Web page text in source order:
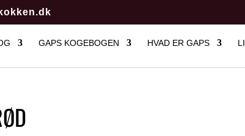
GAPS KOGEBOGEN HVAD ER GAPS